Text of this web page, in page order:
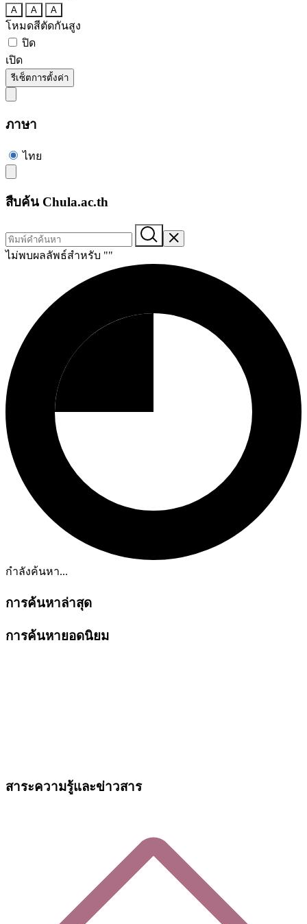
A A A
โหมดสีตัดกันสูง
ปิด
เปิด
รีเซ็ตการตั้งค่า
ภาษา
ไทย
สืบค้น Chula.ac.th
ไม่พบผลลัพธ์สำหรับ ""
กำลังค้นหา...
การค้นหาล่าสุด
การค้นหายอดนิยม
สาระความรู้และข่าวสาร